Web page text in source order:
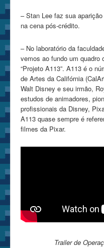
– Stan Lee faz sua
na cena pós-crédito.
– No laboratório da
vemos ao fundo um
“Projeto A113”. A113 é o
de Artes da Califórnia
Walt Disney e seu irmão,
estudos de animadores,
profissionais da Disney,
A113 quase sempre é
filmes da Pixar.
Trailer de